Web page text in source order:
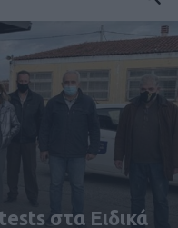
στα Ειδικά